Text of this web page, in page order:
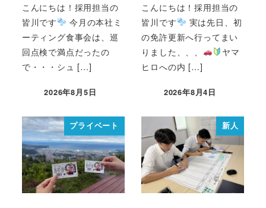
こんにちは！採用担当の
皆川です
今月の本社ミ
ーティング食事会は、巡
回点検で満点だったの
で・・・シュ […]
2026年8月5日
こんにちは！採用担当の
皆川です
実は先日、初
の免許更新へ行ってまい
りました、、、
ヤマ
ヒロへの内 […]
2026年8月4日
プライベート 新人